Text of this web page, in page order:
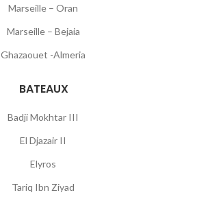
Marseille – Oran
Marseille – Bejaia
Ghazaouet -Almeria
BATEAUX
Badji Mokhtar III
El Djazair II
Elyros
Tariq Ibn Ziyad